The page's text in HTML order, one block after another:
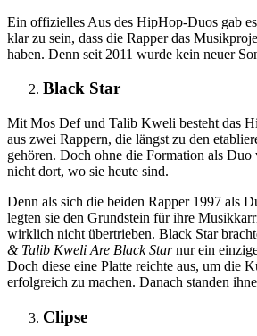
Ein offizielles Aus des HipHop-Duos gab
klar zu sein, dass die Rapper das
haben. Denn seit 2011 wurde kein neuer
Black Star
Mit Mos Def und Talib Kweli besteht das
aus zwei Rappern, die längst zu den
gehören. Doch ohne die Formation als
nicht dort, wo sie heute sind.
Denn als sich die beiden Rapper 1997 als
legten sie den Grundstein für ihre
wirklich nicht übertrieben. Black Star
& Talib Kweli Are Black Starnur ein
Doch diese eine Platte reichte aus, um die
erfolgreich zu machen. Danach standen
Clipse